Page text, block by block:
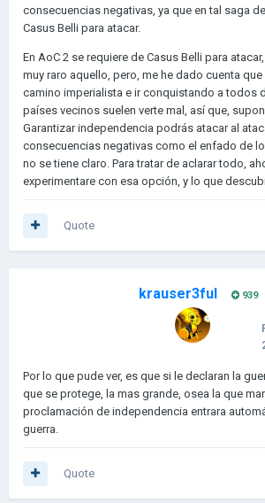
consecuencias negativas, ya que en tal saga
Casus Belli para atacar.
En AoC 2 se requiere de Casus Belli para
muy raro aquello, pero, me he dado cuenta
camino imperialista e ir conquistando a todos
países vecinos suelen verte mal, así que,
Garantizar independencia podrás atacar al
consecuencias negativas como el enfado de
no se tiene claro. Para tratar de aclarar todo,
experimentare con esa opción, y lo que
Quote
krauser3ful 939
Por lo que pude ver, es que si le declaran la
que se protege, la mas grande, osea la que
proclamación de independencia entrara
guerra.
Quote